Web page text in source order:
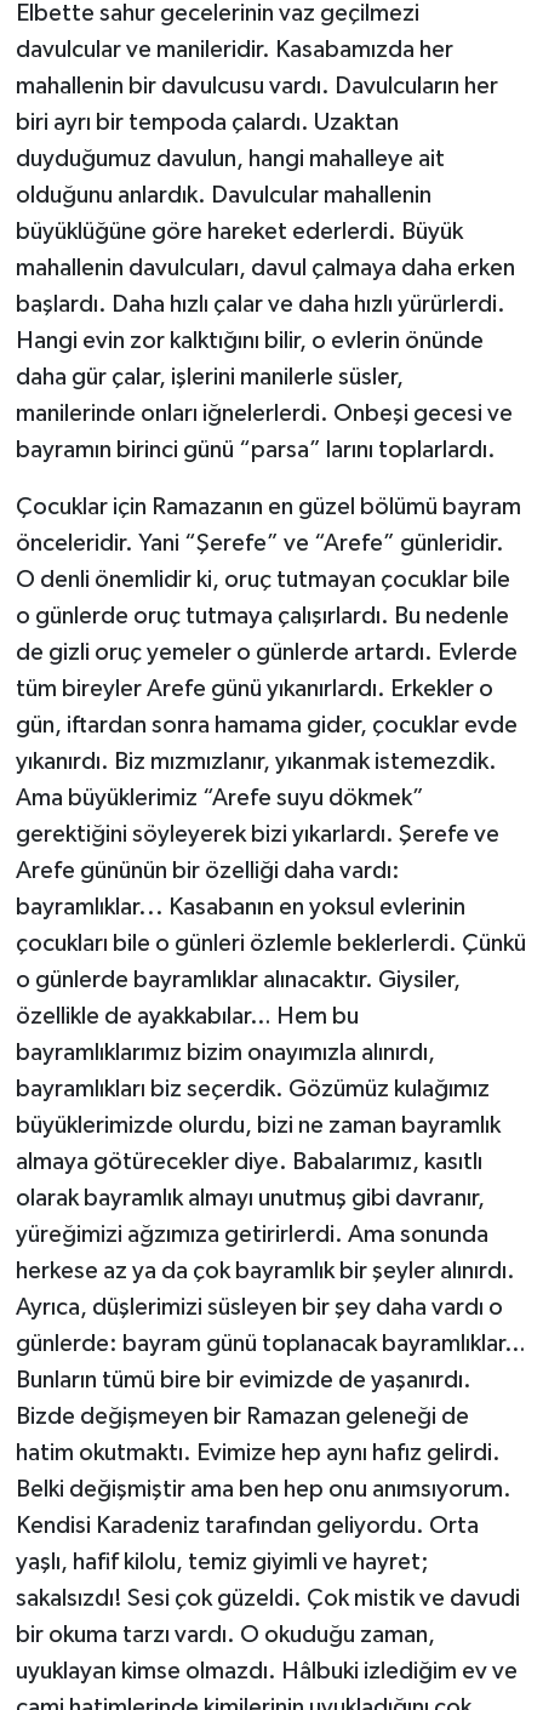
Elbette sahur gecelerinin vaz geçilmezi
davulcular ve manileridir. Kasabamızda her
mahallenin bir davulcusu vardı. Davulcuların her
biri ayrı bir tempoda çalardı. Uzaktan
duyduğumuz davulun, hangi mahalleye ait
olduğunu anlardık. Davulcular mahallenin
büyüklüğüne göre hareket ederlerdi. Büyük
mahallenin davulcuları, davul çalmaya daha erken
başlardı. Daha hızlı çalar ve daha hızlı yürürlerdi.
Hangi evin zor kalktığını bilir, o evlerin önünde
daha gür çalar, işlerini manilerle süsler,
manilerinde onları iğnelerlerdi. Onbeşi gecesi ve
bayramın birinci günü “parsa” larını toplarlardı.
Çocuklar için Ramazanın en güzel bölümü bayram
önceleridir. Yani “Şerefe” ve “Arefe” günleridir.
O denli önemlidir ki, oruç tutmayan çocuklar bile
o günlerde oruç tutmaya çalışırlardı. Bu nedenle
de gizli oruç yemeler o günlerde artardı. Evlerde
tüm bireyler Arefe günü yıkanırlardı. Erkekler o
gün, iftardan sonra hamama gider, çocuklar evde
yıkanırdı. Biz mızmızlanır, yıkanmak istemezdik.
Ama büyüklerimiz “Arefe suyu dökmek”
gerektiğini söyleyerek bizi yıkarlardı. Şerefe ve
Arefe gününün bir özelliği daha vardı:
bayramlıklar... Kasabanın en yoksul evlerinin
çocukları bile o günleri özlemle beklerlerdi. Çünkü
o günlerde bayramlıklar alınacaktır. Giysiler,
özellikle de ayakkabılar… Hem bu
bayramlıklarımız bizim onayımızla alınırdı,
bayramlıkları biz seçerdik. Gözümüz kulağımız
büyüklerimizde olurdu, bizi ne zaman bayramlık
almaya götürecekler diye. Babalarımız, kasıtlı
olarak bayramlık almayı unutmuş gibi davranır,
yüreğimizi ağzımıza getirirlerdi. Ama sonunda
herkese az ya da çok bayramlık bir şeyler alınırdı.
Ayrıca, düşlerimizi süsleyen bir şey daha vardı o
günlerde: bayram günü toplanacak bayramlıklar…
Bunların tümü bire bir evimizde de yaşanırdı.
Bizde değişmeyen bir Ramazan geleneği de
hatim okutmaktı. Evimize hep aynı hafız gelirdi.
Belki değişmiştir ama ben hep onu anımsıyorum.
Kendisi Karadeniz tarafından geliyordu. Orta
yaşlı, hafif kilolu, temiz giyimli ve hayret;
sakalsızdı! Sesi çok güzeldi. Çok mistik ve davudi
bir okuma tarzı vardı. O okuduğu zaman,
uyuklayan kimse olmazdı. Hâlbuki izlediğim ev ve